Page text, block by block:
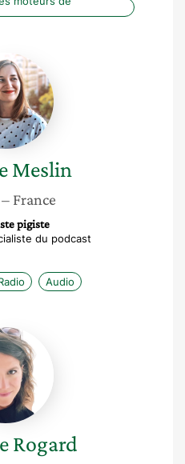
Matilde
Meslin
Meslin
– France
pigiste
du podcast
Audio
Caroline
Rogard
Rogard